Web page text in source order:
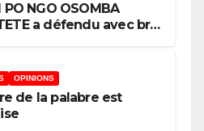
NGO OSOMBA
a défendu avec brio
aux biens et services
base dans la Ville
de Kinshasa », devant
par le Prof. Mabi
OPINIONS
de la palabre est